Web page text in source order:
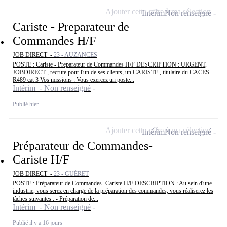
Cariste - Preparateur de
Commandes H/F
JOB DIRECT - 23 - AUZANCES
POSTE : Cariste - Preparateur de Commandes H/F DESCRIPTION : URGENT,
JOBDIRECT , recrute pour l'un de ses clients, un CARISTE , titulaire du CACES
R489 cat 3 Vos missions : Vous exercez un poste...
Intérim - Non renseigné
Publié hier
IntérimNon renseigné
Ajouter cette offre à ma sélection
Préparateur de Commandes-
Cariste H/F
JOB DIRECT - 23 - GUÉRET
POSTE : Préparateur de Commandes- Cariste H/F DESCRIPTION : Au sein d'une
industrie, vous serez en charge de la préparation des commandes, vous réaliserez les
tâches suivantes : - Préparation de...
Intérim - Non renseigné
Publié il y a 16 jours
IntérimNon renseigné
Ajouter cette offre à ma sélection